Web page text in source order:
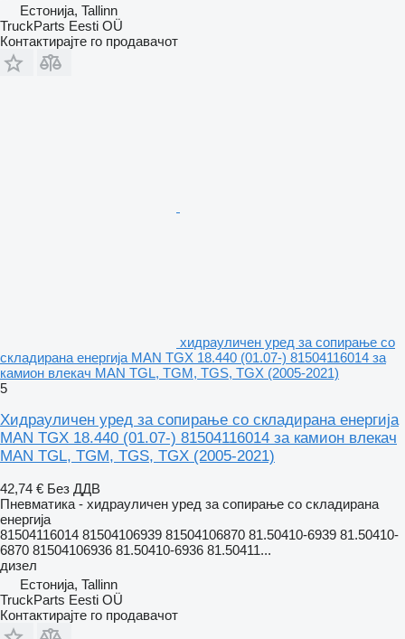
Естонија, Tallinn
TruckParts Eesti OÜ
Контактирајте го продавачот
хидрауличен уред за сопирање со
складирана енергија MAN TGX 18.440 (01.07-) 81504116014 за
камион влекач MAN TGL, TGM, TGS, TGX (2005-2021)
5
Хидрауличен уред за сопирање со складирана енергија
MAN TGX 18.440 (01.07-) 81504116014 за камион влекач
MAN TGL, TGM, TGS, TGX (2005-2021)
42,74 € Без ДДВ
Пневматика - хидрауличен уред за сопирање со складирана
енергија
81504116014 81504106939 81504106870 81.50410-6939 81.50410-
6870 81504106936 81.50410-6936 81.50411...
дизел
Естонија, Tallinn
TruckParts Eesti OÜ
Контактирајте го продавачот